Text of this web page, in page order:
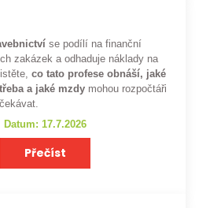
se podílí na finanční
zakázek a odhaduje náklady na
co tato profese obnáší, jaké
a jaké mzdy mohou rozpočtáři
Datum: 17.7.2026
Přečíst